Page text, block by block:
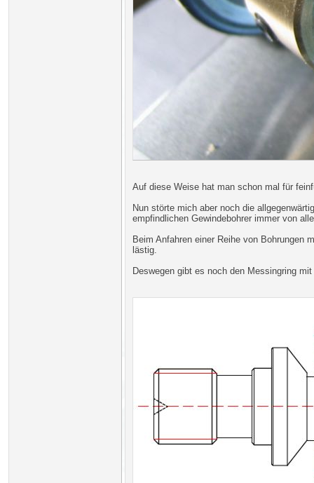
Auf diese Weise hat man schon mal für
Nun störte mich aber noch die
empfindlichen Gewindebohrer immer von
Beim Anfahren einer Reihe von Bohrungen
lästig.
Deswegen gibt es noch den Messingring